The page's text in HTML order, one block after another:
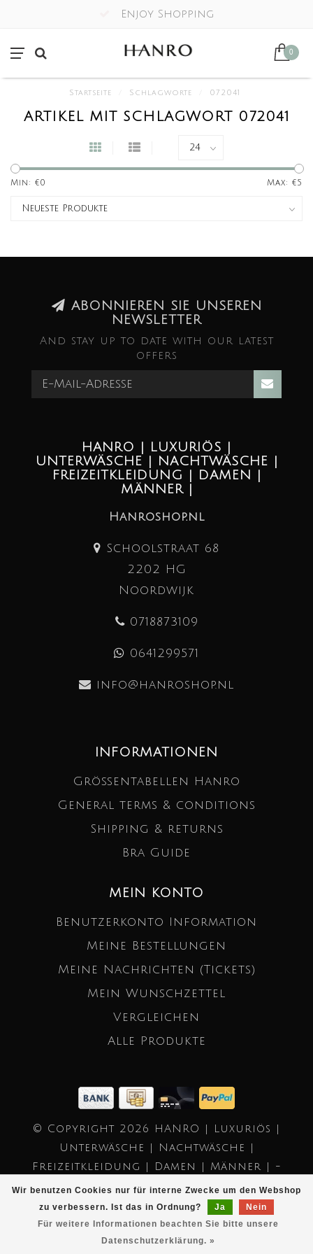
Enjoy Shopping
0
Startseite Schlagworte 072041
ARTIKEL MIT SCHLAGWORT 072041
Min: €0 Max: €5
Wir benutzen Cookies nur für interne Zwecke um den Webshop
zu verbessern. Ist das in Ordnung?
Ja
Nein
Für weitere Informationen beachten Sie bitte unsere
Datenschutzerklärung. »
ABONNIEREN SIE UNSEREN
NEWSLETTER
And stay up to date with our latest
offers
HANRO | LUXURIÖS |
UNTERWÄSCHE | NACHTWÄSCHE |
FREIZEITKLEIDUNG | DAMEN |
MÄNNER |
Hanroshop.nl
Schoolstraat 68
2202 HG
Noordwijk
0718873109
0641299571
info@hanroshop.nl
INFORMATIONEN
Größentabellen Hanro
General terms & conditions
Shipping & returns
Bra Guide
MEIN KONTO
Benutzerkonto Information
Meine Bestellungen
Meine Nachrichten (Tickets)
Mein Wunschzettel
Vergleichen
Alle Produkte
© Copyright 2026 HANRO | Luxuriös |
Unterwäsche | Nachtwäsche |
Freizeitkleidung | Damen | Männer | -
Powered by
Lightspeed
- Theme by
Dyvelopment